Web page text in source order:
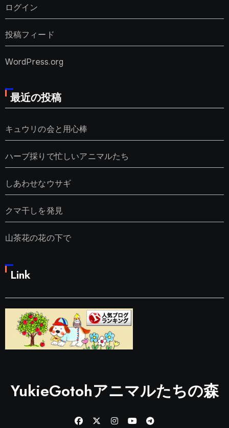
ログイン
投稿フィード
WordPress.org
最近の投稿
キュウリの会と用心棒
ハーブ採りで忙しいアニマルたち
しあわせなウサギ
クマ干しを発見
山茶花の花の下で
Link
YukieGotohアニマルたちの森